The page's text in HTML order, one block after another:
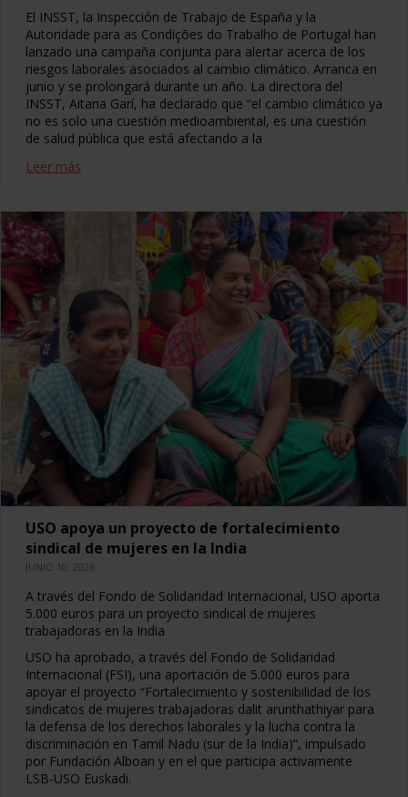
El INSST, la Inspección de Trabajo de España y la
Autoridade para as Condições do Trabalho de Portugal han
lanzado una campaña conjunta para alertar acerca de los
riesgos laborales asociados al cambio climático. Arranca en
junio y se prolongará durante un año. La directora del
INSST, Aitana Garí, ha declarado que “el cambio climático ya
no es solo una cuestión medioambiental, es una cuestión
de salud pública que está afectando a la
Leer más
USO apoya un proyecto de fortalecimiento
sindical de mujeres en la India
JUNIO 10, 2026
A través del Fondo de Solidaridad Internacional, USO aporta
5.000 euros para un proyecto sindical de mujeres
trabajadoras en la India
USO ha aprobado, a través del Fondo de Solidaridad
Internacional (FSI), una aportación de 5.000 euros para
apoyar el proyecto “Fortalecimiento y sostenibilidad de los
sindicatos de mujeres trabajadoras dalit arunthathiyar para
la defensa de los derechos laborales y la lucha contra la
discriminación en Tamil Nadu (sur de la India)”, impulsado
por Fundación Alboan y en el que participa activamente
LSB-USO Euskadi.